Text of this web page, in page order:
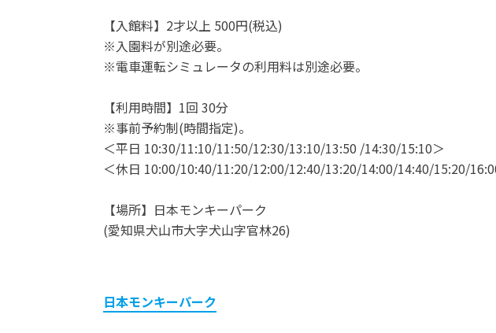
【入館料】2才以上 500円(税込)
※入園料が別途必要。
※電車運転シミュレータの利用料は別途必要。
【利用時間】1回 30分
※事前予約制(時間指定)。
＜平日 10:30/11:10/11:50/12:30/13:10/13:50 /14:30/15:10＞
＜休日 10:00/10:40/11:20/12:00/12:40/13:20/14:00/14:40/15:20/
【場所】日本モンキーパーク
(愛知県⽝⼭市⼤字⽝⼭字官林26)
日本モンキーパーク